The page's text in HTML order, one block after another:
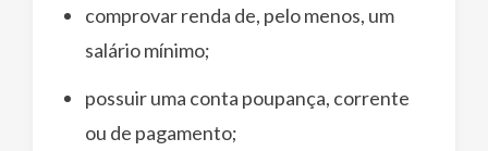
comprovar renda de, pelo menos, um
salário mínimo;
possuir uma conta poupança, corrente
ou de pagamento;